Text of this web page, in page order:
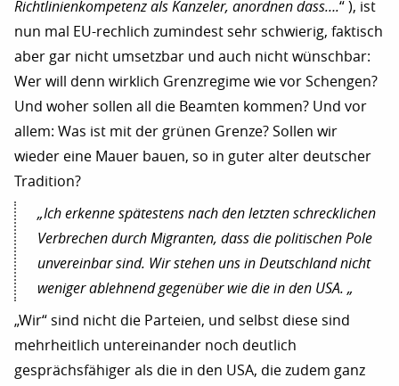
Richtlinienkompetenz als Kanzeler, anordnen dass….“ ), ist
nun mal EU-rechlich zumindest sehr schwierig, faktisch
aber gar nicht umsetzbar und auch nicht wünschbar:
Wer will denn wirklich Grenzregime wie vor Schengen?
Und woher sollen all die Beamten kommen? Und vor
allem: Was ist mit der grünen Grenze? Sollen wir
wieder eine Mauer bauen, so in guter alter deutscher
Tradition?
„Ich erkenne spätestens nach den letzten schrecklichen
Verbrechen durch Migranten, dass die politischen Pole
unvereinbar sind. Wir stehen uns in Deutschland nicht
weniger ablehnend gegenüber wie die in den USA. „
„Wir“ sind nicht die Parteien, und selbst diese sind
mehrheitlich untereinander noch deutlich
gesprächsfähiger als die in den USA, die zudem ganz